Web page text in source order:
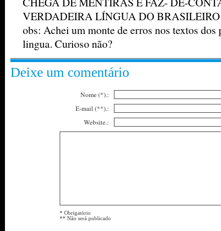
VERDADEIRA LÍNGUA DO
obs: Achei um monte de erros nos textos dos
lingua. Curioso não?
Deixe um comentário
Nome (*).:
E-mail (**).:
Website.:
* Obrigatório
** Não será publicado